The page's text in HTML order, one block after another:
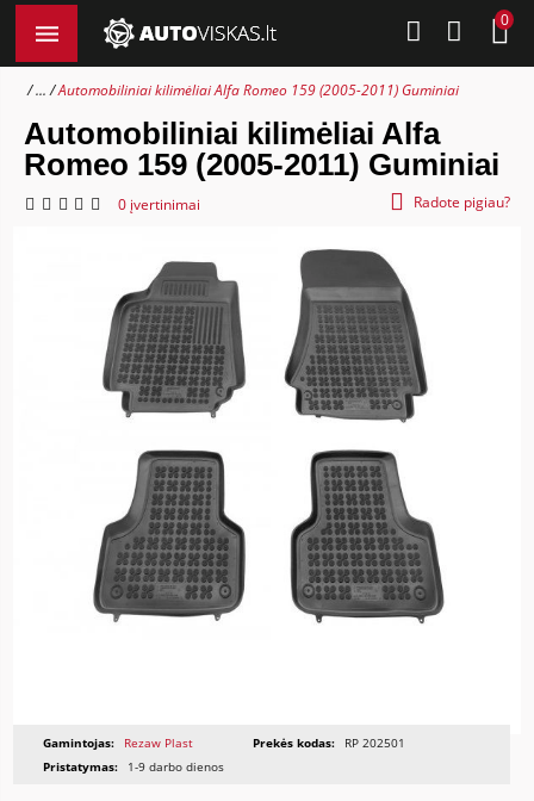
0
... Automobiliniai kilimėliai Alfa Romeo 159 (2005-2011) Guminiai
Automobiliniai kilimėliai Alfa
Romeo 159 (2005-2011) Guminiai
0 įvertinimai Radote pigiau?
Gamintojas: Rezaw Plast Prekės kodas:
RP 202501
Pristatymas:
1-9 darbo dienos